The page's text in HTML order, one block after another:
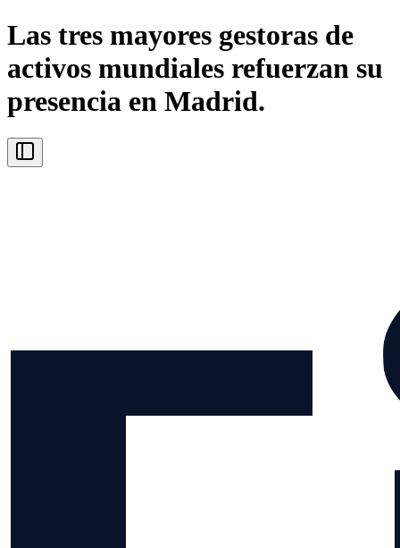
Las tres mayores gestoras de
activos mundiales refuerzan su
presencia en Madrid.